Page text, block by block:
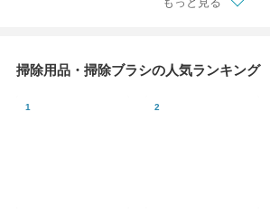
掃除用品・掃除ブラシの人気ランキング